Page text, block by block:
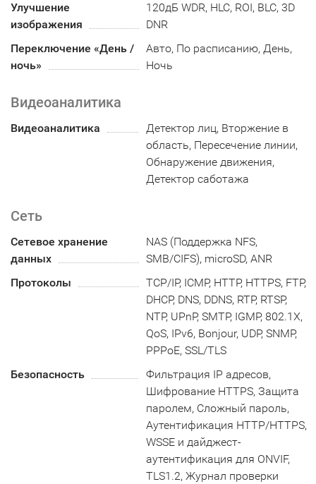
Улучшение
изображения
120дБ WDR, HLC, ROI, BLC, 3D
DNR
Переключение «День /
ночь»
Авто, По расписанию, День,
Ночь
Видеоаналитика
Видеоаналитика
Детектор лиц, Вторжение в
область, Пересечение линии,
Обнаружение движения,
Детектор саботажа
Сеть
Сетевое хранение
данных
NAS (Поддержка NFS,
SMB/CIFS), microSD, ANR
Протоколы
TCP/IP, ICMP, HTTP, HTTPS, FTP,
DHCP, DNS, DDNS, RTP, RTSP,
NTP, UPnP, SMTP, IGMP, 802.1X,
QoS, IPv6, Bonjour, UDP, SNMP,
PPPoE, SSL/TLS
Безопасность
Фильтрация IP адресов,
Шифрование HTTPS, Защита
паролем, Сложный пароль,
Аутентификация HTTP/HTTPS,
WSSE и дайджест-
аутентификация для ONVIF,
TLS1.2, Журнал проверки